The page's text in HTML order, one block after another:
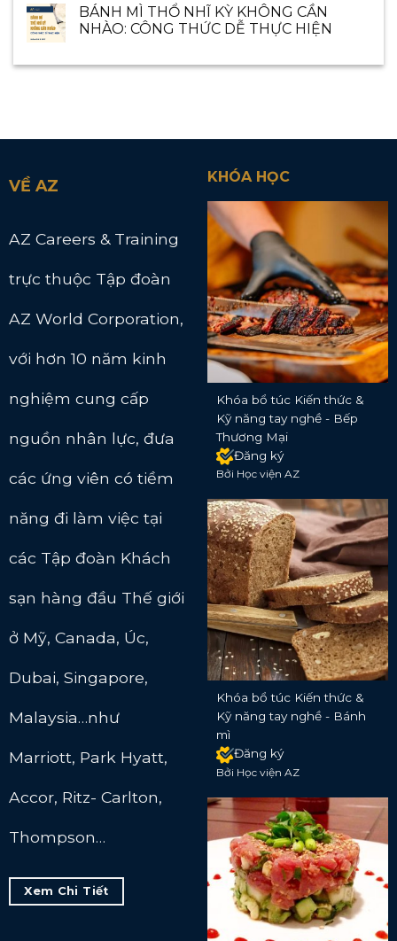
BÁNH MÌ THỔ NHĨ KỲ KHÔNG CẦN
NHÀO: CÔNG THỨC DỄ THỰC HIỆN
VỀ AZ
AZ Careers & Training
trực thuộc Tập đoàn
AZ World Corporation,
với hơn 10 năm kinh
nghiệm cung cấp
nguồn nhân lực, đưa
các ứng viên có tiềm
năng đi làm việc tại
các Tập đoàn Khách
sạn hàng đầu Thế giới
ở Mỹ, Canada, Úc,
Dubai, Singapore,
Malaysia…như
Marriott, Park Hyatt,
Accor, Ritz- Carlton,
Thompson…
Xem Chi Tiết
KHÓA HỌC
Khóa bổ túc Kiến thức &
Kỹ năng tay nghề - Bếp
Thương Mại
Đăng ký
Bởi Học viện AZ
Khóa bổ túc Kiến thức &
Kỹ năng tay nghề - Bánh
mì
Đăng ký
Bởi Học viện AZ